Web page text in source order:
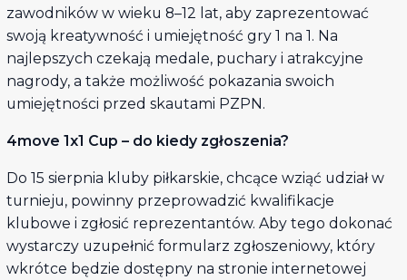
zawodników w wieku 8–12 lat, aby zaprezentować
swoją kreatywność i umiejętność gry 1 na 1. Na
najlepszych czekają medale, puchary i atrakcyjne
nagrody, a także możliwość pokazania swoich
umiejętności przed skautami PZPN.
4move 1x1 Cup – do kiedy zgłoszenia?
Do 15 sierpnia kluby piłkarskie, chcące wziąć udział w
turnieju, powinny przeprowadzić kwalifikacje
klubowe i zgłosić reprezentantów. Aby tego dokonać
wystarczy uzupełnić formularz zgłoszeniowy, który
wkrótce będzie dostępny na stronie internetowej